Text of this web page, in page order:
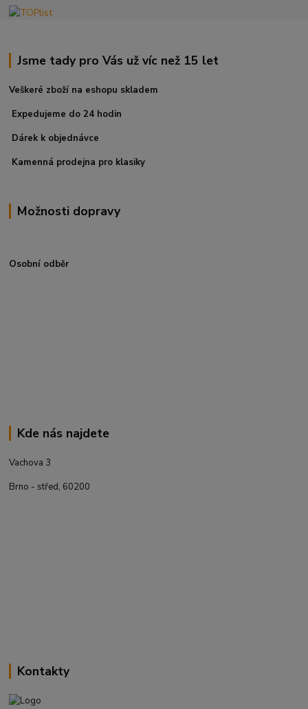
Jsme tady pro Vás už víc než 15 let
Veškeré zboží na eshopu skladem
Expedujeme do 24 hodin
Dárek k objednávce
Kamenná prodejna pro klasiky
Možnosti dopravy
Osobní odběr
Kde nás najdete
Vachova 3
Brno - střed, 60200
Kontakty